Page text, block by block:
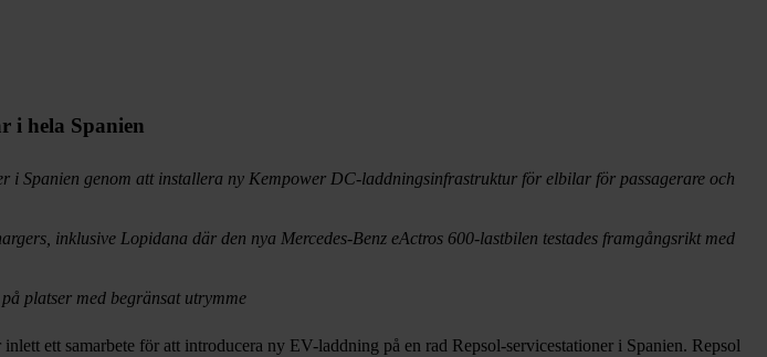
i hela Spanien
Spanien genom att installera ny Kempower DC-laddningsinfrastruktur för elbilar för passagerare och
inklusive Lopidana där den nya Mercedes-Benz eActros 600-lastbilen testades framgångsrikt med
platser med begränsat utrymme
inlett ett samarbete för att introducera ny EV-laddning på en rad Repsol-servicestationer i Spanien. Repsol